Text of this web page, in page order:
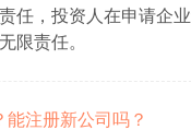
任，投资人在申请企
限责任。
注册新公司吗？